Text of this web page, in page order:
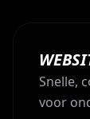
Snelle,
voor